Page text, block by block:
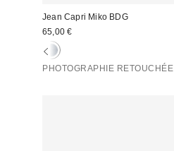
Jean Capri Miko BDG
65,00 €
PHOTOGRAPHIE RETOUCHÉE